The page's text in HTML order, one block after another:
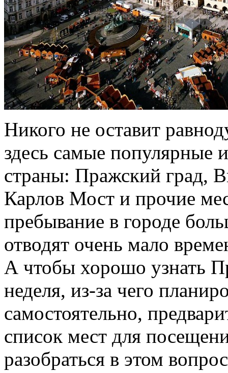
Никого не оставит
здесь самые популярные
страны: Пражский град,
Карлов Мост и прочие
пребывание в городе
отводят очень мало
А чтобы хорошо узнать
неделя, из-за чего
самостоятельно,
список мест для
разобраться в этом